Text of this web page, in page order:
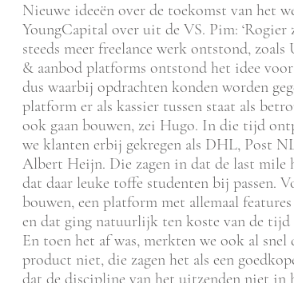
Nieuwe ideeën over de toekomst van het
YoungCapital over uit de VS. Pim:
steeds meer freelance werk ontstond,
& aanbod platforms ontstond het idee
dus waarbij opdrachten konden worden
platform er als kassier tussen staat als
ook gaan bouwen, zei Hugo. In die tijd
we klanten erbij gekregen als DHL, Post
Albert Heijn. Die zagen in dat de last mile
dat daar leuke toffe studenten bij passen.
bouwen, een platform met allemaal
en dat ging natuurlijk ten koste van de tijd
En toen het af was, merkten we ook al
product niet, die zagen het als een
dat de discipline van het uitzenden niet in